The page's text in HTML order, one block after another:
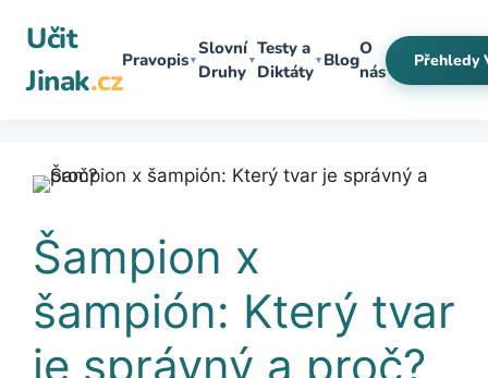
obsah
Učit
Jinak.cz
Pravopis▼
Slovní
Druhy
▼
Testy a
Diktáty
▼ Blog
O
nás
Přehledy
Šampion x
šampión: Který tvar
je správný a proč?